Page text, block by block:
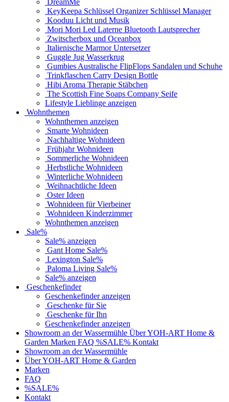
DreamMe
KeyKeepa Schlüssel Organizer Schlüssel Manager
Kooduu Licht und Musik
Mori Mori Led Laterne Bluetooth Lautsprecher
Zwitscherbox und Oceanbox
Italienische Marmor Untersetzer
Guggle Jug Wasserkrug
Gumbies Australische FlipFlops Sandalen und Schuhe
Trinkflaschen Carry Design Bottle
Hibi Aroma Therapie Stäbchen
The Scottish Fine Soaps Company Seife
Lifestyle Lieblinge anzeigen
Wohnthemen
Wohnthemen anzeigen
Smarte Wohnideen
Nachhaltige Wohnideen
Frühjahr Wohnideen
Sommerliche Wohnideen
Herbstliche Wohnideen
Winterliche Wohnideen
Weihnachtliche Ideen
Oster Ideen
Wohnideen für Vierbeiner
Wohnideen Kinderzimmer
Wohnthemen anzeigen
Sale%
Sale% anzeigen
Gant Home Sale%
Lexington Sale%
Paloma Living Sale%
Sale% anzeigen
Geschenkefinder
Geschenkefinder anzeigen
Geschenke für Sie
Geschenke für Ihn
Geschenkefinder anzeigen
Showroom an der Wassermühle Über YOH-ART Home &
Garden Marken FAQ %SALE% Kontakt
Showroom an der Wassermühle
Über YOH-ART Home & Garden
Marken
FAQ
%SALE%
Kontakt